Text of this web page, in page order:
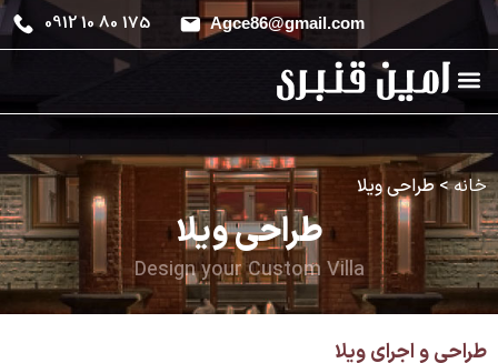
0912 10 80 175 Agce86@gmail.com
خانه>طراحی ویلا
طراحی ویلا
Design your Custom Villa
طراحی و اجرای ویلا